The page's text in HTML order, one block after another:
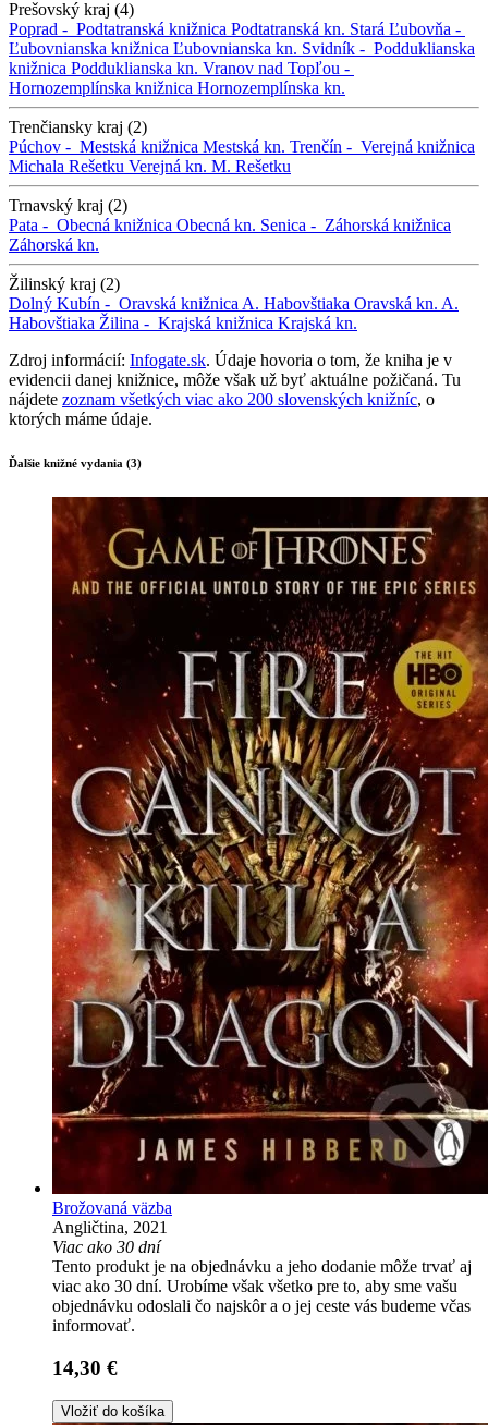
Prešovský kraj (4)
Poprad - Podtatranská knižnica Podtatranská kn. Stará Ľubovňa -
Ľubovnianska knižnica Ľubovnianska kn. Svidník - Podduklianska
knižnica Podduklianska kn. Vranov nad Topľou -
Hornozemplínska knižnica Hornozemplínska kn.
Trenčiansky kraj (2)
Púchov - Mestská knižnica Mestská kn. Trenčín - Verejná knižnica
Michala Rešetku Verejná kn. M. Rešetku
Trnavský kraj (2)
Pata - Obecná knižnica Obecná kn. Senica - Záhorská knižnica
Záhorská kn.
Žilinský kraj (2)
Dolný Kubín - Oravská knižnica A. Habovštiaka Oravská kn. A.
Habovštiaka Žilina - Krajská knižnica Krajská kn.
Zdroj informácií: Infogate.sk. Údaje hovoria o tom, že kniha je v
evidencii danej knižnice, môže však už byť aktuálne požičaná. Tu
nájdete zoznam všetkých viac ako 200 slovenských knižníc, o
ktorých máme údaje.
Ďalšie knižné vydania (3)
Brožovaná väzba
Angličtina, 2021
Viac ako 30 dní
Tento produkt je na objednávku a jeho dodanie môže trvať aj
viac ako 30 dní. Urobíme však všetko pre to, aby sme vašu
objednávku odoslali čo najskôr a o jej ceste vás budeme včas
informovať.
14,30 €
Vložiť do košíka